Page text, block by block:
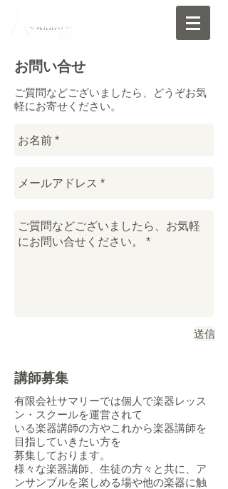
お問い合せ
ご質問などございましたら、どうぞお気
軽にお寄せください。
送信
講師募集
有限会社サマリーでは個人で楽器レッス
ン・スクールを運営されて
いる楽器講師の方やこれから楽器講師を
目指していきたい方を
募集しております。
様々な楽器講師、生徒の方々と共に、ア
ンサンブルを楽しめる場や他の楽器に触